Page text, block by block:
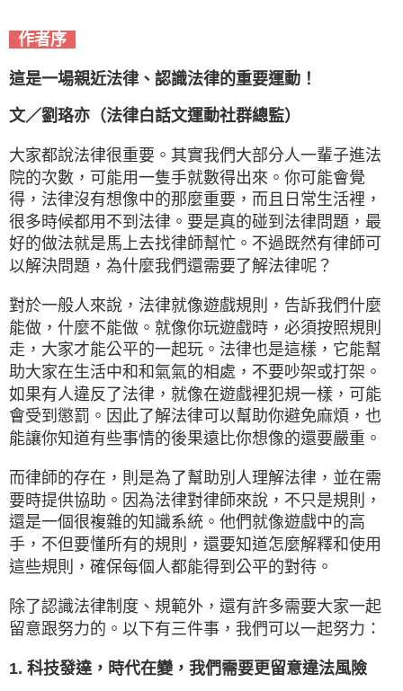
作者序
這是一場親近法律、認識法律的重要運動！
文／劉珞亦（法律白話文運動社群總監）
大家都說法律很重要。其實我們大部分人一輩子進法
院的次數，可能用一隻手就數得出來。你可能會覺
得，法律沒有想像中的那麼重要，而且日常生活裡，
很多時候都用不到法律。要是真的碰到法律問題，最
好的做法就是馬上去找律師幫忙。不過既然有律師可
以解決問題，為什麼我們還需要了解法律呢？
對於一般人來說，法律就像遊戲規則，告訴我們什麼
能做，什麼不能做。就像你玩遊戲時，必須按照規則
走，大家才能公平的一起玩。法律也是這樣，它能幫
助大家在生活中和和氣氣的相處，不要吵架或打架。
如果有人違反了法律，就像在遊戲裡犯規一樣，可能
會受到懲罰。因此了解法律可以幫助你避免麻煩，也
能讓你知道有些事情的後果遠比你想像的還要嚴重。
而律師的存在，則是為了幫助別人理解法律，並在需
要時提供協助。因為法律對律師來說，不只是規則，
還是一個很複雜的知識系統。他們就像遊戲中的高
手，不但要懂所有的規則，還要知道怎麼解釋和使用
這些規則，確保每個人都能得到公平的對待。
除了認識法律制度、規範外，還有許多需要大家一起
留意跟努力的。以下有三件事，我們可以一起努力：
1. 科技發達，時代在變，我們需要更留意違法風險